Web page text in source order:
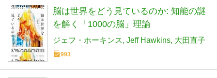
脳は世界をどう見ているのか: 知能の謎
を解く「1000の脳」理論
ジェフ・ホーキンス Jeff Hawkins 大田直子
993